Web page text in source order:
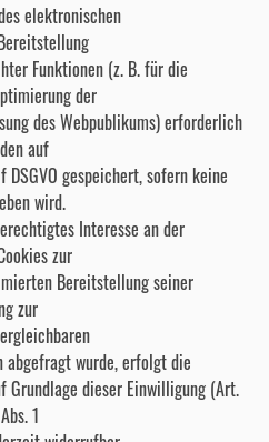
elektronischen
Funktionen (z. B. für die
der
des Webpublikums) erforderlich
auf
gespeichert, sofern keine
wird.
Interesse an der
zur
Bereitstellung seiner
zur
abgefragt wurde, erfolgt die
dieser Einwilligung (Art.
1